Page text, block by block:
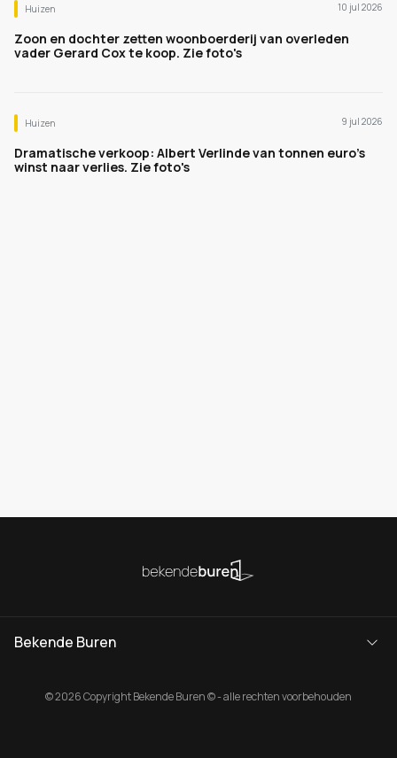
Huizen 10 jul 2026
Zoon en dochter zetten woonboerderij van overleden
vader Gerard Cox te koop. Zie foto's
Huizen 9 jul 2026
Dramatische verkoop: Albert Verlinde van tonnen euro's
winst naar verlies. Zie foto's
Bekende Buren
© 2026 Copyright Bekende Buren © - alle rechten voorbehouden